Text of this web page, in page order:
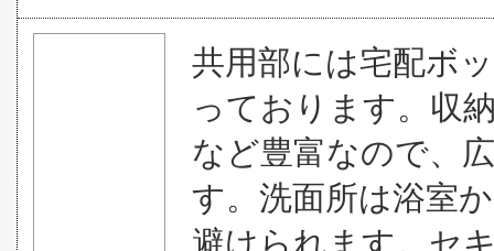
共用部には宅配ボ
っております。収
など豊富なので、
す。洗面所は浴室
避けられます。セ